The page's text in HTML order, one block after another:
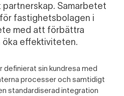
Samarbetet
fastighetsbolagen i
med att förbättra
öka effektiviteten.
sin kundresa med
processer och samtidigt
standardiserad integration